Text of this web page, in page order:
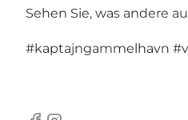
Sehen Sie, was andere
#kaptajngammelhavn